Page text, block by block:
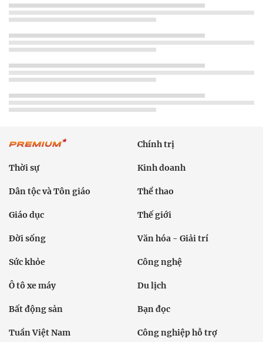
Chính trị
Thời sự Kinh doanh
Dân tộc và Tôn giáo Thể thao
Giáo dục Thế giới
Đời sống Văn hóa - Giải trí
Sức khỏe Công nghệ
Ô tô xe máy Du lịch
Bất động sản Bạn đọc
Tuần Việt Nam Công nghiệp hỗ trợ